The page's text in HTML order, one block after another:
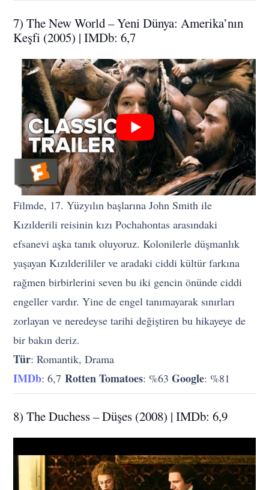
7) The New World – Yeni Dünya: Amerika’nın
Keşfi (2005) | IMDb: 6,7
Filmde, 17. Yüzyılın başlarına John Smith ile
Kızılderili reisinin kızı Pochahontas arasındaki
efsanevi aşka tanık oluyoruz. Kolonilerle düşmanlık
yaşayan Kızılderililer ve aradaki ciddi kültür farkına
rağmen birbirlerini seven bu iki gencin önünde ciddi
engeller vardır. Yine de engel tanımayarak sınırları
zorlayan ve neredeyse tarihi değiştiren bu hikayeye de
bir bakın deriz.
Tür: Romantik, Drama
IMDb: 6,7Rotten Tomatoes: %63Google: %81
8) The Duchess – Düşes (2008) | IMDb: 6,9